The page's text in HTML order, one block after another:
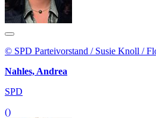
© SPD Parteivorstand / Susie Knoll /
Nahles, Andrea
SPD
()